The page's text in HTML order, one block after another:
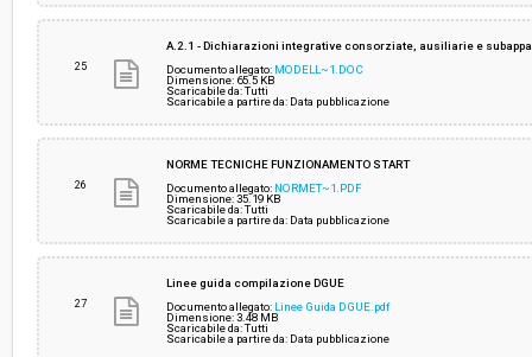
25
A.2.1 - Dichiarazioni integrative consorziate, ausiliarie e
Documento allegato: MODELL~1.DOC
Dimensione: 65.5 KB
Scaricabile da: Tutti
Scaricabile a partire da: Data pubblicazione
26
NORME TECNICHE FUNZIONAMENTO START
Documento allegato: NORMET~1.PDF
Dimensione: 35.19 KB
Scaricabile da: Tutti
Scaricabile a partire da: Data pubblicazione
27
Linee guida compilazione DGUE
Documento allegato: Linee Guida DGUE.pdf
Dimensione: 3.48 MB
Scaricabile da: Tutti
Scaricabile a partire da: Data pubblicazione